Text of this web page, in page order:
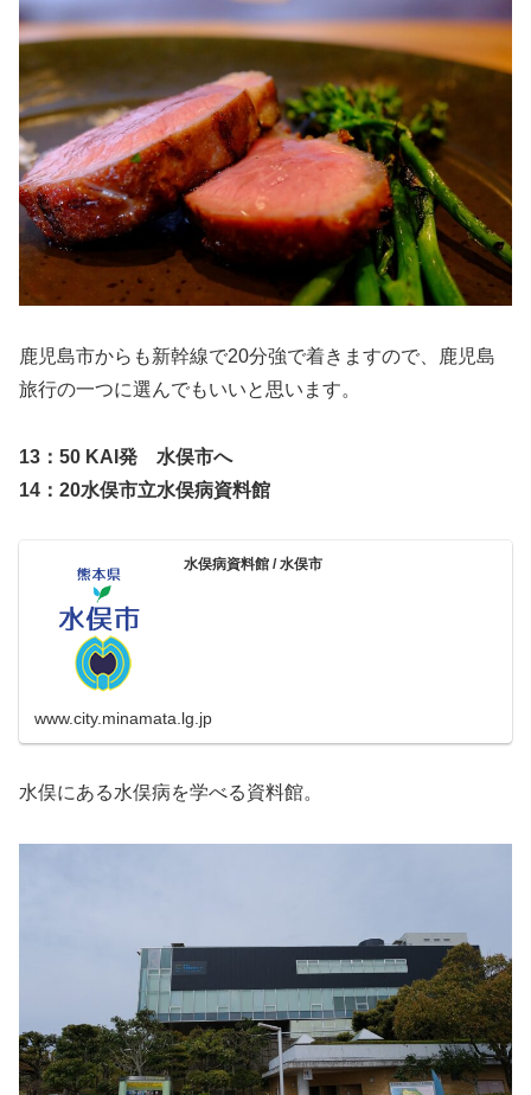
鹿児島市からも新幹線で20分強で着きますので、鹿児島
旅行の一つに選んでもいいと思います。
13：50 KAI発 水俣市へ
14：20水俣市立水俣病資料館
水俣病資料館 / 水俣市
www.city.minamata.lg.jp
水俣にある水俣病を学べる資料館。